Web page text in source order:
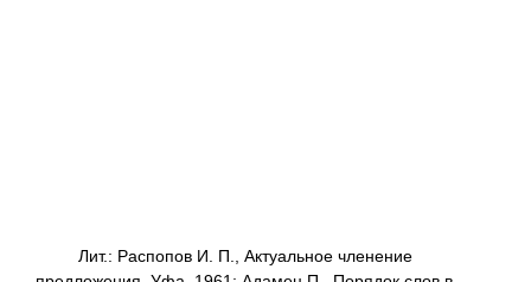
Лит.: Распопов И. П., Актуальное членение